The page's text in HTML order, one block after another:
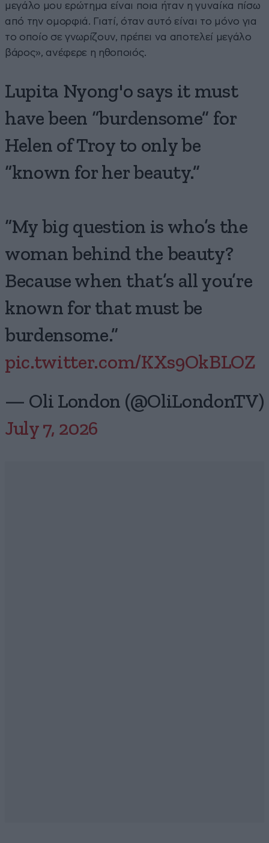
μεγάλο μου ερώτημα είναι ποια ήταν η γυναίκα πίσω
από την ομορφιά. Γιατί, όταν αυτό είναι το μόνο για
το οποίο σε γνωρίζουν, πρέπει να αποτελεί μεγάλο
βάρος», ανέφερε η ηθοποιός.
Lupita Nyong'o says it must
have been “burdensome” for
Helen of Troy to only be
“known for her beauty.”
“My big question is who’s the
woman behind the beauty?
Because when that’s all you’re
known for that must be
burdensome.”
pic.twitter.com/KXs9OkBLOZ
— Oli London (@OliLondonTV)
July 7, 2026